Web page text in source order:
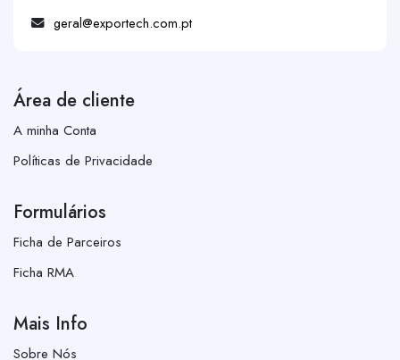
geral@exportech.com.pt
Área de cliente
A minha Conta
Políticas de Privacidade
Formulários
Ficha de Parceiros
Ficha RMA
Mais Info
Sobre Nós